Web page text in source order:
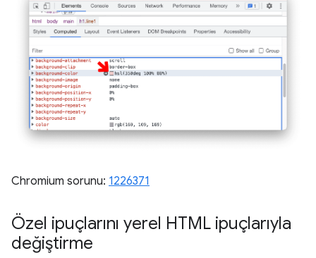
Chromium sorunu: 1226371
Özel ipuçlarını yerel HTML ipuçlarıyla
değiştirme